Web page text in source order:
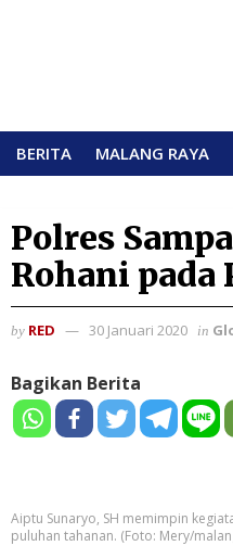
BERITA MALANG RAYA
Polres
Rohani pada
by RED 30 Januari 2020 in
Bagikan Berita
Aiptu Sunaryo, SH memimpin
puluhan tahanan. (Foto: Mery/